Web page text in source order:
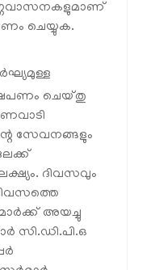
ചെയ്യുക.
ചെയ്തു
സേവനങ്ങളും
ദിവസവും
അയച്ചു
സി.ഡി.പി.ഒ